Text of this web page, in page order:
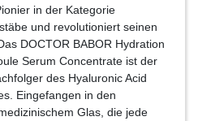
in der Kategorie
und revolutioniert seinen
DOCTOR BABOR Hydration
Serum Concentrate ist der
des Hyaluronic Acid
Eingefangen in den
Glas, die jede